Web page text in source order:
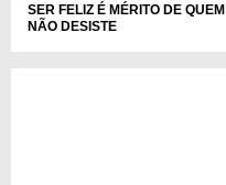
SER FELIZ É MÉRITO DE QUEM
NÃO DESISTE